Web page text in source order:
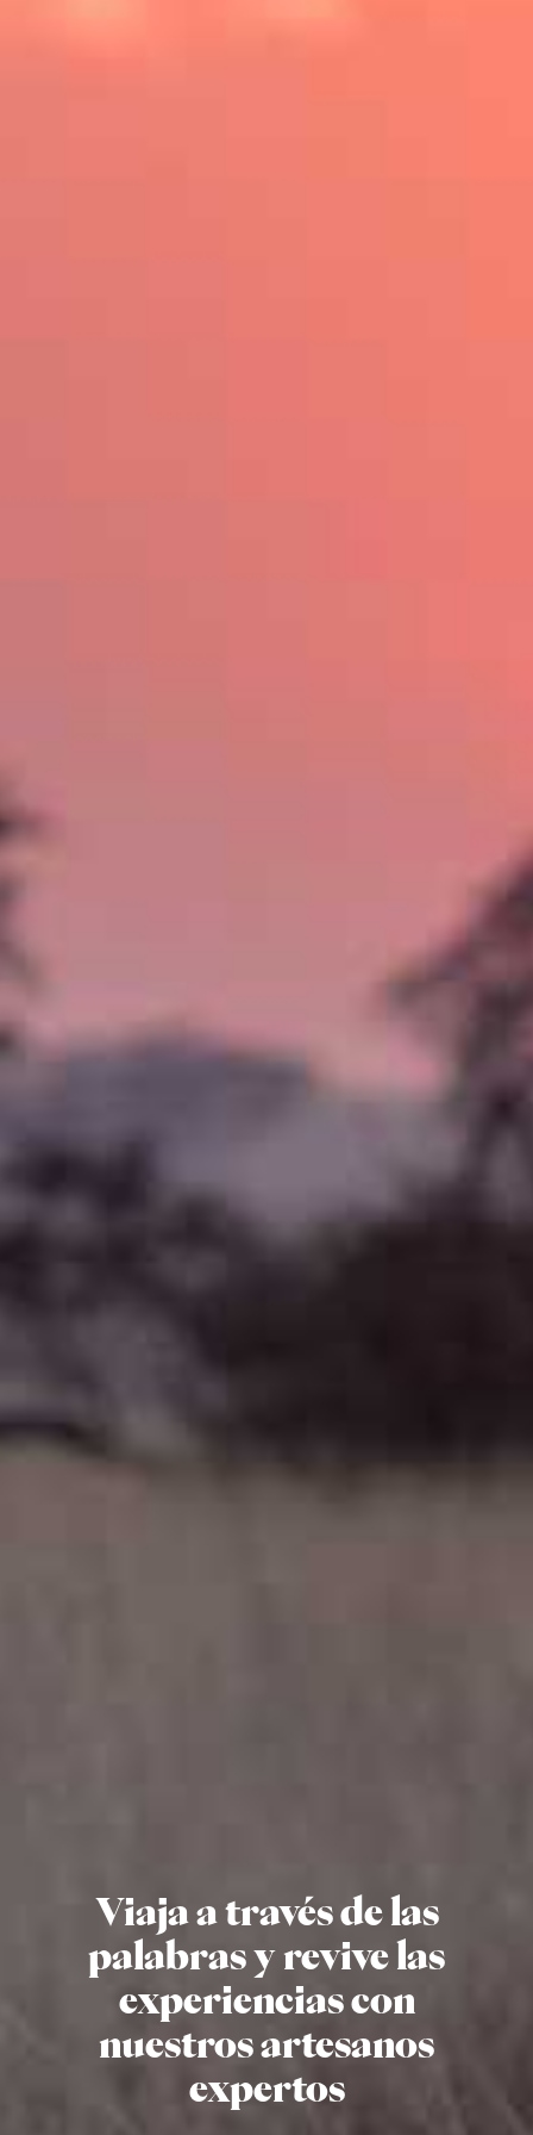
Viaja a través de las
palabras y revive las
experiencias con
nuestros artesanos
expertos